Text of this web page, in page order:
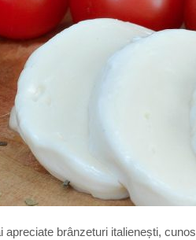
brânzeturi italienești,